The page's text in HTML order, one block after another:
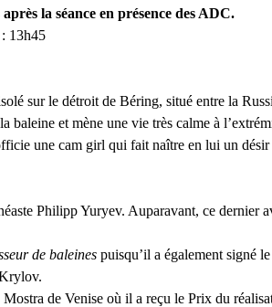
la séance en présence des ADC.
13h45
sur le détroit de Béring, situé entre la
baleine et mène une vie très calme à
une cam girl qui fait naître en lui un
Philipp Yuryev. Auparavant, ce dernier
de baleines puisqu’il a également signé
de Venise où il a reçu le Prix du